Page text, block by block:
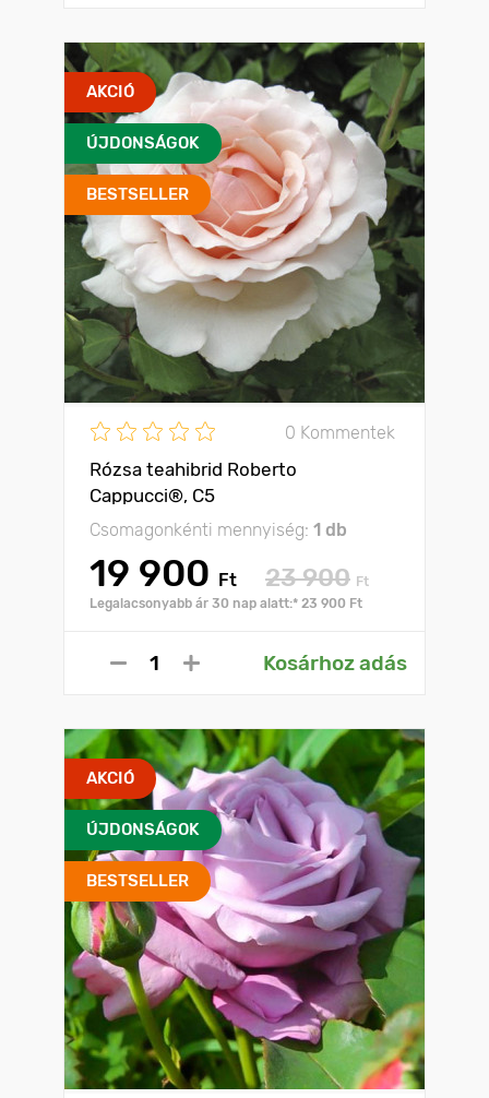
AKCIÓ
ÚJDONSÁGOK
BESTSELLER
0 Kommentek
Rózsa teahibrid Roberto
Cappucci®, C5
Csomagonkénti mennyiség: 1 db
19 900 Ft 23 900 Ft
Legalacsonyabb ár 30 nap alatt:* 23 900 Ft
Kosárhoz adás
AKCIÓ
ÚJDONSÁGOK
BESTSELLER